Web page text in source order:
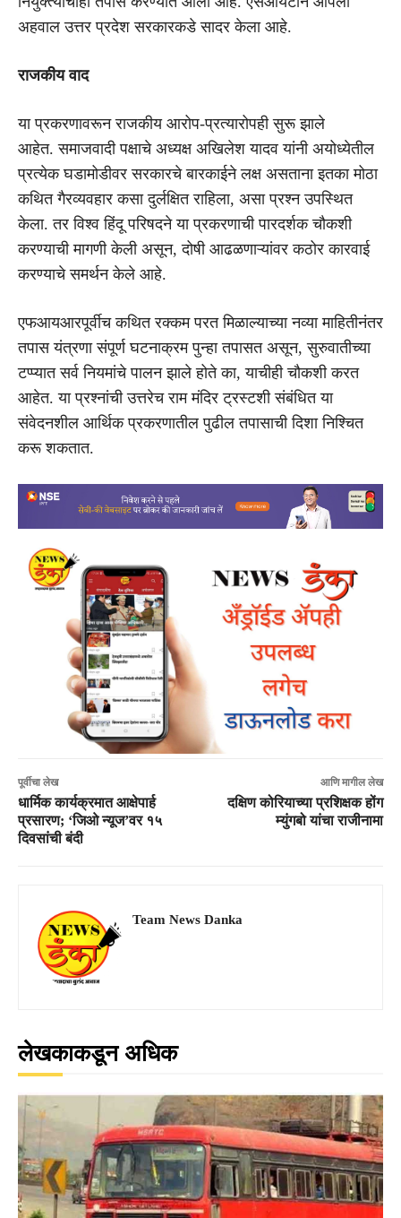
अहवाल उत्तर प्रदेश सरकारकडे सादर केला आहे.
राजकीय वाद
या प्रकरणावरून राजकीय आरोप-प्रत्यारोपही सुरू झाले
आहेत. समाजवादी पक्षाचे अध्यक्ष अखिलेश यादव यांनी अयोध्येतील
प्रत्येक घडामोडीवर सरकारचे बारकाईने लक्ष असताना इतका मोठा
कथित गैरव्यवहार कसा दुर्लक्षित राहिला, असा प्रश्न उपस्थित
केला. तर विश्व हिंदू परिषदने या प्रकरणाची पारदर्शक चौकशी
करण्याची मागणी केली असून, दोषी आढळणाऱ्यांवर कठोर कारवाई
करण्याचे समर्थन केले आहे.
एफआयआरपूर्वीच कथित रक्कम परत मिळाल्याच्या नव्या माहितीनंतर
तपास यंत्रणा संपूर्ण घटनाक्रम पुन्हा तपासत असून, सुरुवातीच्या
टप्प्यात सर्व नियमांचे पालन झाले होते का, याचीही चौकशी करत
आहेत. या प्रश्नांची उत्तरेच राम मंदिर ट्रस्टशी संबंधित या
संवेदनशील आर्थिक प्रकरणातील पुढील तपासाची दिशा निश्चित
करू शकतात.
पूर्वीचा लेख
धार्मिक कार्यक्रमात आक्षेपार्ह
प्रसारण; ‘जिओ न्यूज’वर १५
दिवसांची बंदी
आणि मागील लेख
दक्षिण कोरियाच्या प्रशिक्षक होंग
म्युंगबो यांचा राजीनामा
Team News Danka
लेखकाकडून अधिक